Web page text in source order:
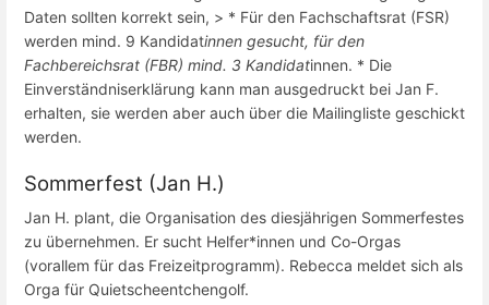
Daten sollten korrekt sein, > * Für den Fachschaftsrat (FSR)
werden mind. 9 Kandidatinnen gesucht, für den
Fachbereichsrat (FBR) mind. 3 Kandidatinnen. * Die
Einverständniserklärung kann man ausgedruckt bei Jan F.
erhalten, sie werden aber auch über die Mailingliste geschickt
werden.
Sommerfest (Jan H.)
Jan H. plant, die Organisation des diesjährigen Sommerfestes
zu übernehmen. Er sucht Helfer*innen und Co-Orgas
(vorallem für das Freizeitprogramm). Rebecca meldet sich als
Orga für Quietscheentchengolf.